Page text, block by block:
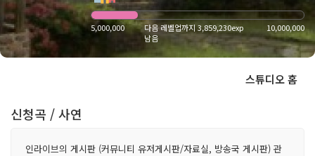
5,000,000
다음 레벨업까지 3,859,230exp
남음
10,000,000
스튜디오 홈
신청곡 / 사연
인라이브의 게시판 (커뮤니티 유저게시판/자료실, 방송국 게시판) 관